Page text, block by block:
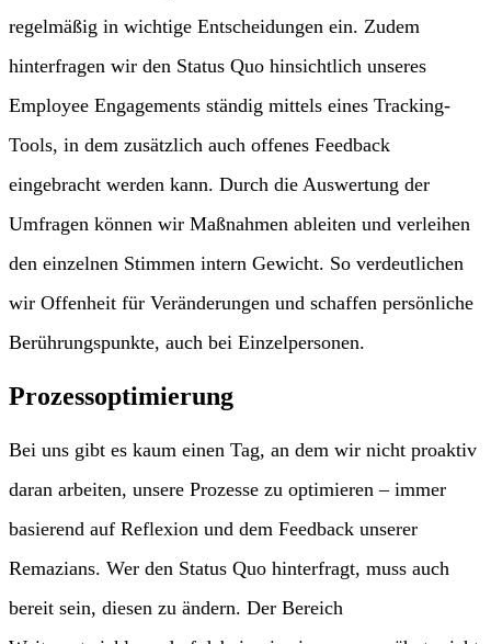
regelmäßig in wichtige Entscheidungen ein. Zudem
hinterfragen wir den Status Quo hinsichtlich unseres
Employee Engagements ständig mittels eines Tracking-
Tools, in dem zusätzlich auch offenes Feedback
eingebracht werden kann. Durch die Auswertung der
Umfragen können wir Maßnahmen ableiten und verleihen
den einzelnen Stimmen intern Gewicht. So verdeutlichen
wir Offenheit für Veränderungen und schaffen persönliche
Berührungspunkte, auch bei Einzelpersonen.
Prozessoptimierung
Bei uns gibt es kaum einen Tag, an dem wir nicht proaktiv
daran arbeiten, unsere Prozesse zu optimieren – immer
basierend auf Reflexion und dem Feedback unserer
Remazians. Wer den Status Quo hinterfragt, muss auch
bereit sein, diesen zu ändern. Der Bereich